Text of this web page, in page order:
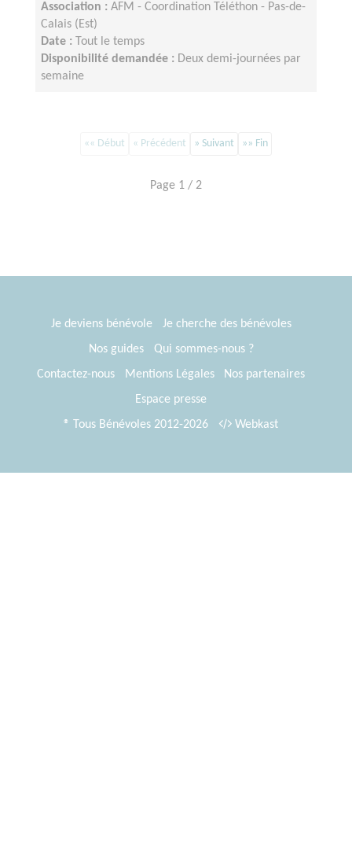
Association : AFM - Coordination Téléthon - Pas-de-
Calais (Est)
Date :
Tout le temps
Disponibilité demandée : Deux demi-journées par
semaine
«« Début « Précédent » Suivant »» Fin
Page 1 / 2
Je deviens bénévole
Je cherche des bénévoles
Nos guides
Qui sommes-nous ?
Contactez-nous
Mentions Légales
Nos partenaires
Espace presse
® Tous Bénévoles 2012-2026
Webkast